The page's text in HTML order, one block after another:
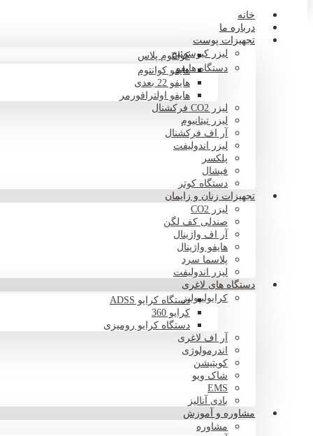
خانه
درباره ما
تجهیزات پوست
لیزر کیوسوئیچکوانتوم پلاس
دستگاه هایفوهایفو کوانتوم
هایفو 22 بعدی
هایفو اولترافورمر
لیزر CO2 فرکشنال
لیزر تیتانیوم
آر اف فرکشنال
لیزر اندولیفت
پلکسر
فیشال
دستگاه کوتر
تجهیزات زنان و زایمان
لیزر CO2
صندلی کف لگن
آر اف واژینال
هایفو واژینال
پلاسما سرد
لیزر اندولیفت
دستگاه های لاغری
کرایولیپولیزدستگاه کرایو ADSS
کرایو 360
دستگاه کرایو رومیزی
آر اف لاغری
اندرمولوژی
کویتیشن
شاک ویو
EMS
بادی آنالیز
مشاوره و آموزش
مشاوره